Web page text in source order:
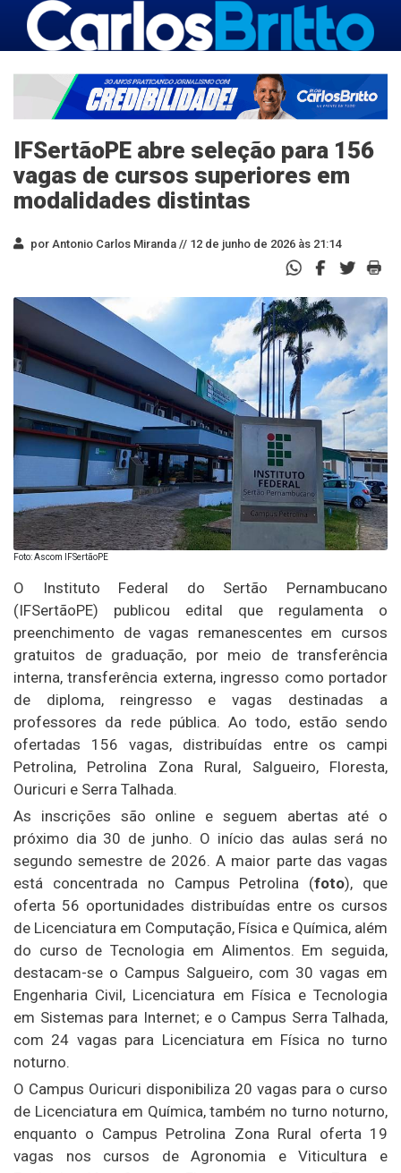
IFSertãoPE abre seleção para 156
vagas de cursos superiores em
modalidades distintas
por Antonio Carlos Miranda // 12 de junho de 2026 às 21:14
Foto: Ascom IFSertãoPE
O Instituto Federal do Sertão Pernambucano
(IFSertãoPE) publicou edital que regulamenta o
preenchimento de vagas remanescentes em cursos
gratuitos de graduação, por meio de transferência
interna, transferência externa, ingresso como portador
de diploma, reingresso e vagas destinadas a
professores da rede pública. Ao todo, estão sendo
ofertadas 156 vagas, distribuídas entre os campi
Petrolina, Petrolina Zona Rural, Salgueiro, Floresta,
Ouricuri e Serra Talhada.
As inscrições são online e seguem abertas até o
próximo dia 30 de junho. O início das aulas será no
segundo semestre de 2026. A maior parte das vagas
está concentrada no Campus Petrolina (foto), que
oferta 56 oportunidades distribuídas entre os cursos
de Licenciatura em Computação, Física e Química, além
do curso de Tecnologia em Alimentos. Em seguida,
destacam-se o Campus Salgueiro, com 30 vagas em
Engenharia Civil, Licenciatura em Física e Tecnologia
em Sistemas para Internet; e o Campus Serra Talhada,
com 24 vagas para Licenciatura em Física no turno
noturno.
O Campus Ouricuri disponibiliza 20 vagas para o curso
de Licenciatura em Química, também no turno noturno,
enquanto o Campus Petrolina Zona Rural oferta 19
vagas nos cursos de Agronomia e Viticultura e